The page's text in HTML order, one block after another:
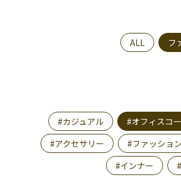
ALL フ
#カジュアル #オフィスコ
#アクセサリー
#ファッショ
#インナー